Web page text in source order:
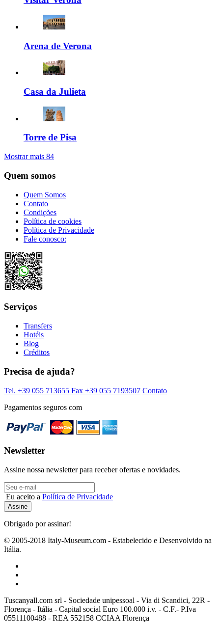
Arena de Verona
Casa da Julieta
Torre de Pisa
Mostrar mais 84
Quem somos
Quem Somos
Contato
Condições
Política de cookies
Política de Privacidade
Fale conosco:
Serviços
Transfers
Hotéis
Blog
Créditos
Precisa de ajuda?
Tel. +39 055 713655 Fax +39 055 7193507 Contato
Pagamentos seguros com
Newsletter
Assine nossa newsletter para receber ofertas e novidades.
Eu aceito a Política de Privacidade
Obrigado por assinar!
© 2005-2018 Italy-Museum.com - Estabelecido e Desenvolvido na
Itália.
Tuscanyall.com srl - Sociedade unipessoal - Via di Scandici, 22R -
Florença - Itália - Capital social Euro 100.000 i.v. - C.F.- P.Iva
05511100488 - REA 552158 CCIAA Florença